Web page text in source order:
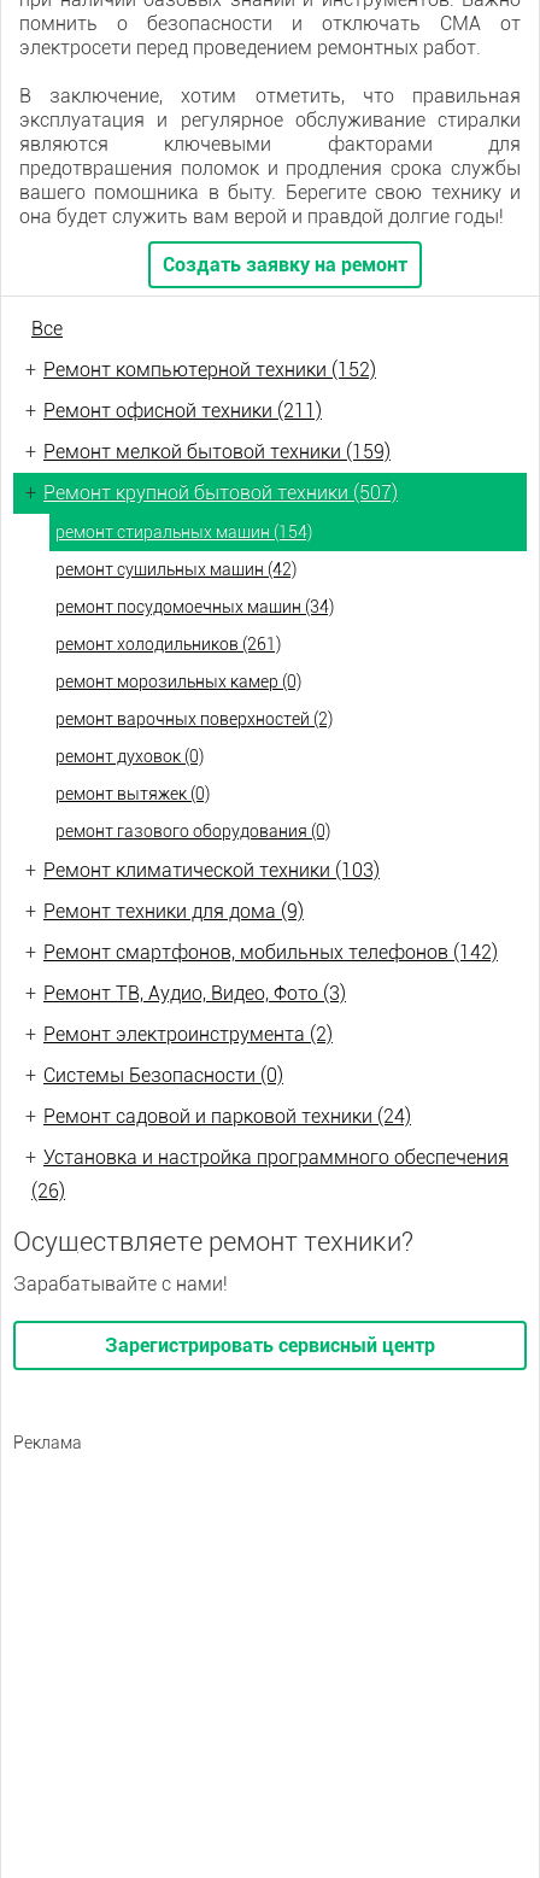
помнить о безопасности и отключать СМА от
электросети перед проведением ремонтных работ.
В заключение, хотим отметить, что правильная
эксплуатация и регулярное обслуживание стиралки
являются ключевыми факторами для
предотвращения поломок и продления срока службы
вашего помощника в быту. Берегите свою технику и
она будет служить вам верой и правдой долгие годы!
Создать заявку на ремонт
Все
+ Ремонт компьютерной техники (152)
+ Ремонт офисной техники (211)
+ Ремонт мелкой бытовой техники (159)
+ Ремонт крупной бытовой техники (507)
ремонт стиральных машин (154)
ремонт сушильных машин (42)
ремонт посудомоечных машин (34)
ремонт холодильников (261)
ремонт морозильных камер (0)
ремонт варочных поверхностей (2)
ремонт духовок (0)
ремонт вытяжек (0)
ремонт газового оборудования (0)
+ Ремонт климатической техники (103)
+ Ремонт техники для дома (9)
+ Ремонт смартфонов, мобильных телефонов (142)
+ Ремонт ТВ, Аудио, Видео, Фото (3)
+ Ремонт электроинструмента (2)
+ Системы Безопасности (0)
+ Ремонт садовой и парковой техники (24)
+ Установка и настройка программного обеспечения
(26)
Осуществляете ремонт техники?
Зарабатывайте с нами!
Зарегистрировать сервисный центр
Реклама